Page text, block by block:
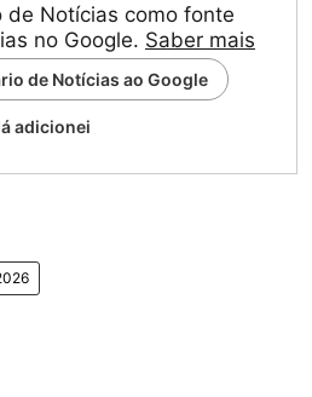
de Notícias como fonte
no Google. Saber mais
de Notícias ao Google
adicionei